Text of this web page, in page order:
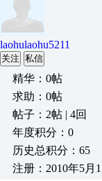
laohulaohu5211
关注 私信
精华：0帖
求助：0帖
帖子：2帖 | 4回
年度积分：0
历史总积分：65
注册：2010年5月